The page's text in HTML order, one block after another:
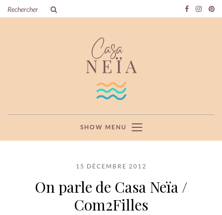
SHOW MENU
15 DÉCEMBRE 2012
On parle de Casa Neïa /
Com2Filles